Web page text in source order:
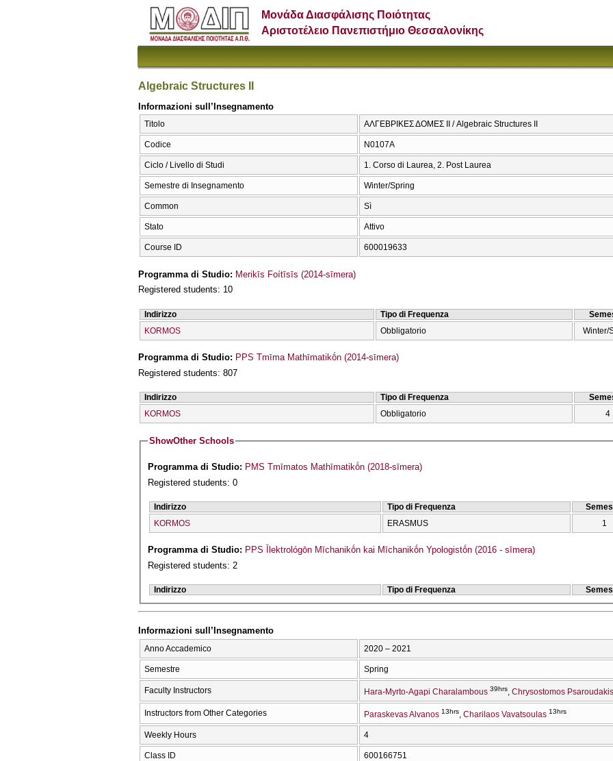
Μονάδα Διασφάλισης Ποιότητας
Αριστοτέλειο Πανεπιστήμιο Θεσσαλονίκης
Algebraic Structures II
Informazioni sull’Insegnamento
Titolo ΑΛΓΕΒΡΙΚΕΣ ΔΟΜΕΣ ΙΙ / Algebraic Structures II
Codice Ν0107Α
Ciclo / Livello di Studi 1. Corso di Laurea, 2. Post Laurea
Semestre di Insegnamento Winter/Spring
Common Sì
Stato Attivo
Course ID 600019633
Programma di Studio: Merikīs Foítīsīs (2014-sīmera)
Registered students: 10
Indirizzo Tipo di Frequenza
KORMOS
Obbligatorio Winter/
Programma di Studio: PPS Tmīma Mathīmatikṓn (2014-sīmera)
Registered students: 807
Indirizzo Tipo di Frequenza
KORMOS
Obbligatorio 4
ShowOther Schools
Programma di Studio: PMS Tmīmatos Mathīmatikṓn (2018-sīmera)
Registered students: 0
Indirizzo Tipo di Frequenza
KORMOS
ERASMUS 1
Programma di Studio: PPS Īlektrológōn Mīchanikṓn kai Mīchanikṓn Ypologistṓn (2016 - sīmera)
Registered students: 2
Indirizzo Tipo di Frequenza
Informazioni sull’Insegnamento
Anno Accademico 2020 – 2021
Semestre Spring
Faculty Instructors Hara-Myrto-Agapi Charalambous 39hrs Chrysostomos Psaroudakis
Instructors from Other Categories Paraskevas Alvanos 13hrs Charilaos Vavatsoulas 13hrs
Weekly Hours 4
Class ID 600166751